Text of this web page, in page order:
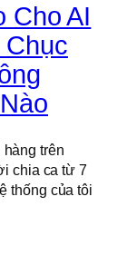
Cho AI
trên
chia ca từ 7
thống của tôi